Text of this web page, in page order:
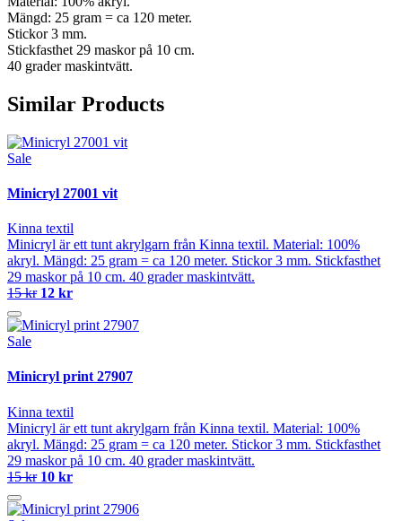
Mängd: 25 gram = ca 120 meter.
Stickor 3 mm.
Stickfasthet 29 maskor på 10 cm.
40 grader maskintvätt.
Similar Products
Sale
Minicryl 27001 vit
Kinna textil
Minicryl är ett tunt akrylgarn från Kinna textil. Material: 100%
akryl. Mängd: 25 gram = ca 120 meter. Stickor 3 mm. Stickfasthet
29 maskor på 10 cm. 40 grader maskintvätt.
15 kr 12 kr
Sale
Minicryl print 27907
Kinna textil
Minicryl är ett tunt akrylgarn från Kinna textil. Material: 100%
akryl. Mängd: 25 gram = ca 120 meter. Stickor 3 mm. Stickfasthet
29 maskor på 10 cm. 40 grader maskintvätt.
15 kr 10 kr